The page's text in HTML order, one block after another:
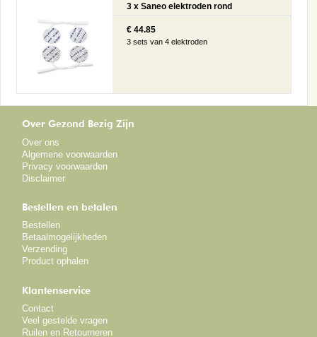
3 x Saneo elektroden rond
€ 44.85
3 sets van 4 elektroden
Over Gezond Bezig Zijn
Over ons
Algemene voorwaarden
Privacy voorwaarden
Disclaimer
Bestellen en betalen
Bestellen
Betaalmogelijkheden
Verzending
Product ophalen
Klantenservice
Contact
Veel gestelde vragen
Ruilen en Retourneren